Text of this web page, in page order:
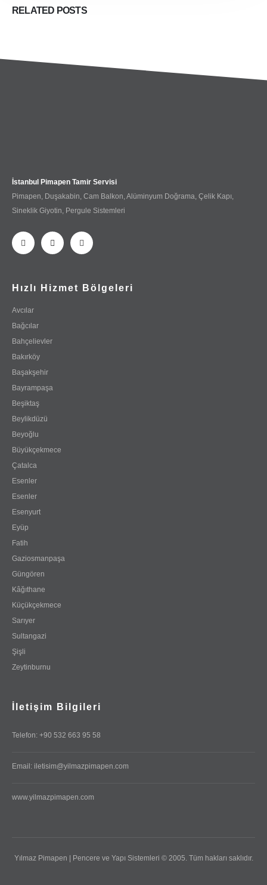
RELATED POSTS
İstanbul Pimapen Tamir Servisi
Pimapen, Duşakabin, Cam Balkon, Alüminyum Doğrama, Çelik Kapı,
Sineklik Giyotin, Pergule Sistemleri
Hızlı Hizmet Bölgeleri
Avcılar
Bağcılar
Bahçelievler
Bakırköy
Başakşehir
Bayrampaşa
Beşiktaş
Beylikdüzü
Beyoğlu
Büyükçekmece
Çatalca
Esenler
Esenler
Esenyurt
Eyüp
Fatih
Gaziosmanpaşa
Güngören
Kâğıthane
Küçükçekmece
Sarıyer
Sultangazi
Şişli
Zeytinburnu
İletişim Bilgileri
Telefon: +90 532 663 95 58
Email: iletisim@yilmazpimapen.com
www.yilmazpimapen.com
Yılmaz Pimapen | Pencere ve Yapı Sistemleri © 2005. Tüm hakları saklıdır.